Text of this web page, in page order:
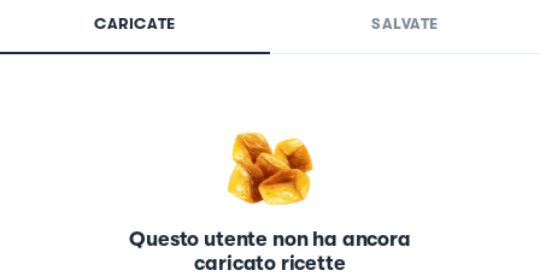
CARICATE SALVATE
Questo utente non ha ancora
caricato ricette